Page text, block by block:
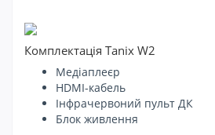
Комплектація Tanix W2
Медіаплеєр
HDMI-кабель
Інфрачервоний пульт ДК
Блок живлення